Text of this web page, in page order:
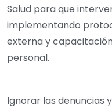
Salud para que
implementando
externa y
personal.
Ignorar las denuncias